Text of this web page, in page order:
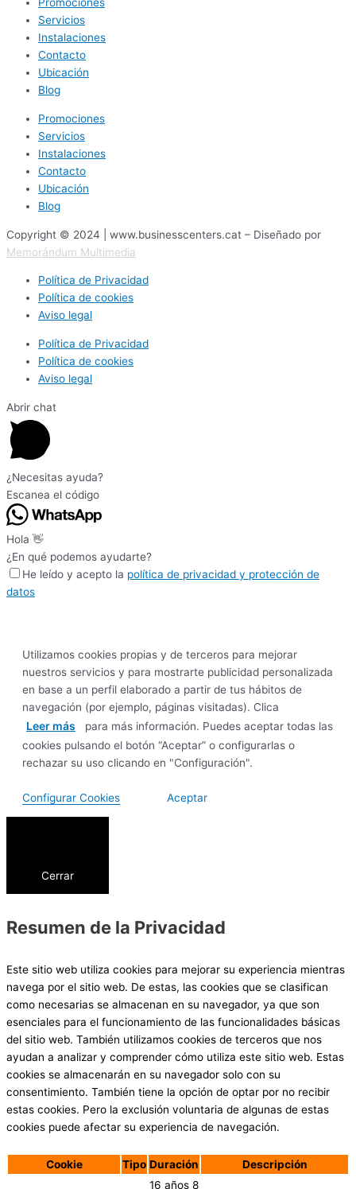
Promociones
Servicios
Instalaciones
Contacto
Ubicación
Blog
Promociones
Servicios
Instalaciones
Contacto
Ubicación
Blog
Copyright © 2024 | www.businesscenters.cat – Diseñado por
Memorándum Multimedia
Política de Privacidad
Política de cookies
Aviso legal
Política de Privacidad
Política de cookies
Aviso legal
Abrir chat
¿Necesitas ayuda?
Escanea el código
Hola 👋
¿En qué podemos ayudarte?
He leído y acepto la política de privacidad y protección de
datos
Utilizamos cookies propias y de terceros para mejorar
nuestros servicios y para mostrarte publicidad personalizada
en base a un perfil elaborado a partir de tus hábitos de
navegación (por ejemplo, páginas visitadas). Clica
Leer más
para más información. Puedes aceptar todas las
cookies pulsando el botón “Aceptar” o configurarlas o
rechazar su uso clicando en "Configuración".
Configurar Cookies Aceptar
Cerrar
Resumen de la Privacidad
Este sitio web utiliza cookies para mejorar su experiencia mientras
navega por el sitio web. De estas, las cookies que se clasifican
como necesarias se almacenan en su navegador, ya que son
esenciales para el funcionamiento de las funcionalidades básicas
del sitio web. También utilizamos cookies de terceros que nos
ayudan a analizar y comprender cómo utiliza este sitio web. Estas
cookies se almacenarán en su navegador solo con su
consentimiento. También tiene la opción de optar por no recibir
estas cookies. Pero la exclusión voluntaria de algunas de estas
cookies puede afectar su experiencia de navegación.
Cookie Tipo Duración
Descripción
16 años 8